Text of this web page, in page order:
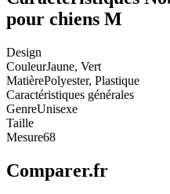
pour chiens M
Design
CouleurJaune, Vert
MatièrePolyester, Plastique
Caractéristiques générales
GenreUnisexe
Taille
Mesure68
Comparer.fr